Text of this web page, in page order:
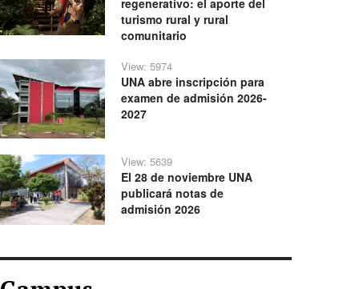
regenerativo: el aporte del
turismo rural y rural
comunitario
View: 5974
UNA abre inscripción para
examen de admisión 2026-
2027
View: 5639
El 28 de noviembre UNA
publicará notas de
admisión 2026